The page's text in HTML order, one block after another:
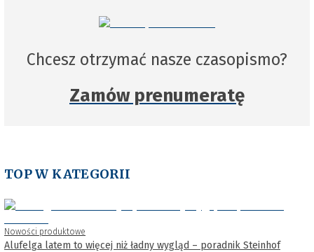
Chcesz otrzymać nasze czasopismo?
Zamów prenumeratę
TOP W KATEGORII
Nowości produktowe
Alufelga latem to więcej niż ładny wygląd – poradnik Steinhof